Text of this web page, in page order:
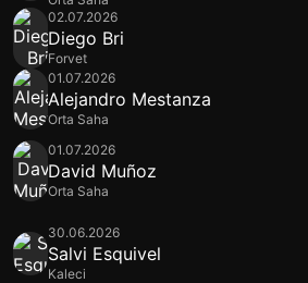
02.07.2026
Diego Bri
Forvet
01.07.2026
Alejandro Mestanza
Orta Saha
01.07.2026
David Muñoz
Orta Saha
30.06.2026
Salvi Esquivel
Kaleci